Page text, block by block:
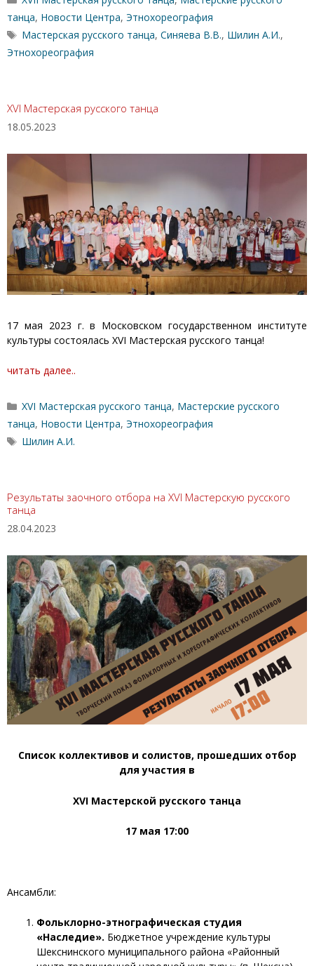
танца, Новости Центра, Этнохореография
Метки
Мастерская русского танца,Синяева В.В., Шилин А.И.,
Этнохореография
XVI Мастерская русского танца
18.05.2023
17 мая 2023 г. в Московском государственном институте
культуры состоялась XVI Мастерская русского танца!
читать далее..
Рубрики
XVI Мастерская русского танца, Мастерские русского
танца, Новости Центра, Этнохореография
Метки
Шилин А.И.
Результаты заочного отбора на XVI Мастерскую русского
танца
28.04.2023
Список коллективов и солистов, прошедших отбор
для участия в
XVI Мастерской русского танца
17 мая 17:00
Ансамбли:
Фольклорно-этнографическая студия
«Наследие». Бюджетное учреждение культуры
Шекснинского муниципального района «Районный